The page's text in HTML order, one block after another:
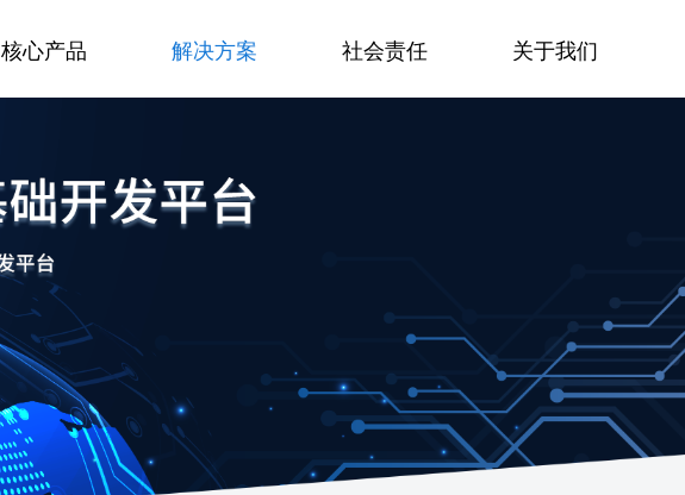
核心产品 解决方案 社会责任 关于我们